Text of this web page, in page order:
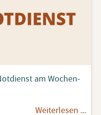
am Wo­chen­
Wei­ter­le­sen ...